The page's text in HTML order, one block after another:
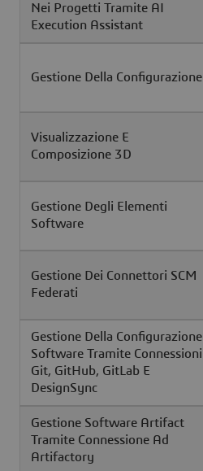
Nei Progetti Tramite AI
Execution Assistant
Gestione Della Configurazione
Visualizzazione E
Composizione 3D
Gestione Degli Elementi
Software
Gestione Dei Connettori SCM
Federati
Gestione Della Configurazione
Software Tramite Connessioni
Git, GitHub, GitLab E
DesignSync
Gestione Software Artifact
Tramite Connessione Ad
Artifactory